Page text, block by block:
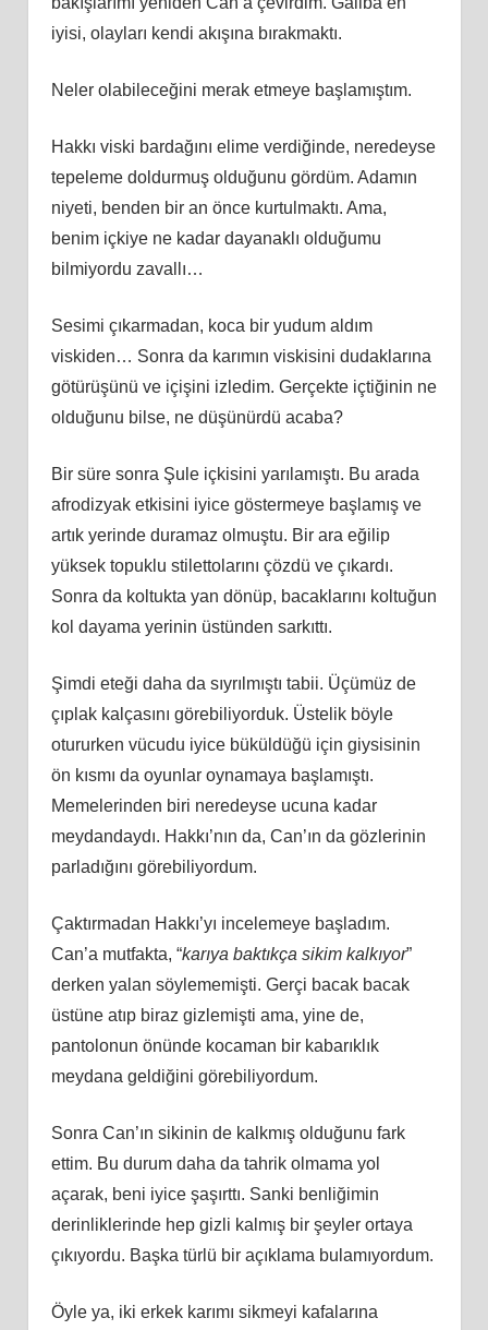
iyisi, olayları kendi akışına bırakmaktı.
Neler olabileceğini merak etmeye başlamıştım.
Hakkı viski bardağını elime verdiğinde, neredeyse
tepeleme doldurmuş olduğunu gördüm. Adamın
niyeti, benden bir an önce kurtulmaktı. Ama,
benim içkiye ne kadar dayanaklı olduğumu
bilmiyordu zavallı…
Sesimi çıkarmadan, koca bir yudum aldım
viskiden… Sonra da karımın viskisini dudaklarına
götürüşünü ve içişini izledim. Gerçekte içtiğinin ne
olduğunu bilse, ne düşünürdü acaba?
Bir süre sonra Şule içkisini yarılamıştı. Bu arada
afrodizyak etkisini iyice göstermeye başlamış ve
artık yerinde duramaz olmuştu. Bir ara eğilip
yüksek topuklu stilettolarını çözdü ve çıkardı.
Sonra da koltukta yan dönüp, bacaklarını koltuğun
kol dayama yerinin üstünden sarkıttı.
Şimdi eteği daha da sıyrılmıştı tabii. Üçümüz de
çıplak kalçasını görebiliyorduk. Üstelik böyle
otururken vücudu iyice büküldüğü için giysisinin
ön kısmı da oyunlar oynamaya başlamıştı.
Memelerinden biri neredeyse ucuna kadar
meydandaydı. Hakkı’nın da, Can’ın da gözlerinin
parladığını görebiliyordum.
Çaktırmadan Hakkı’yı incelemeye başladım.
Can’a mutfakta, “karıya baktıkça sikim kalkıyor”
derken yalan söylememişti. Gerçi bacak bacak
üstüne atıp biraz gizlemişti ama, yine de,
pantolonun önünde kocaman bir kabarıklık
meydana geldiğini görebiliyordum.
Sonra Can’ın sikinin de kalkmış olduğunu fark
ettim. Bu durum daha da tahrik olmama yol
açarak, beni iyice şaşırttı. Sanki benliğimin
derinliklerinde hep gizli kalmış bir şeyler ortaya
çıkıyordu. Başka türlü bir açıklama bulamıyordum.
Öyle ya, iki erkek karımı sikmeyi kafalarına